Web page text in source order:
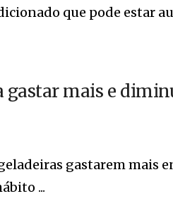
que pode estar
gastar mais e
gastarem mais
...